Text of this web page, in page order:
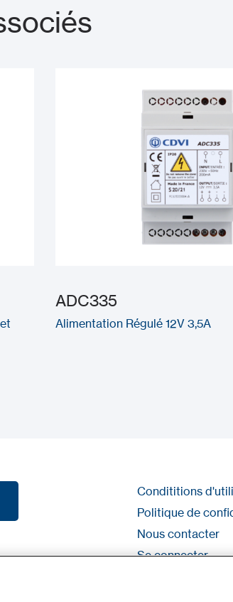
ADC335
Alimentation Régulé 12V 3,5A
Condititions
Politique de
Nous contacter
Se connecter